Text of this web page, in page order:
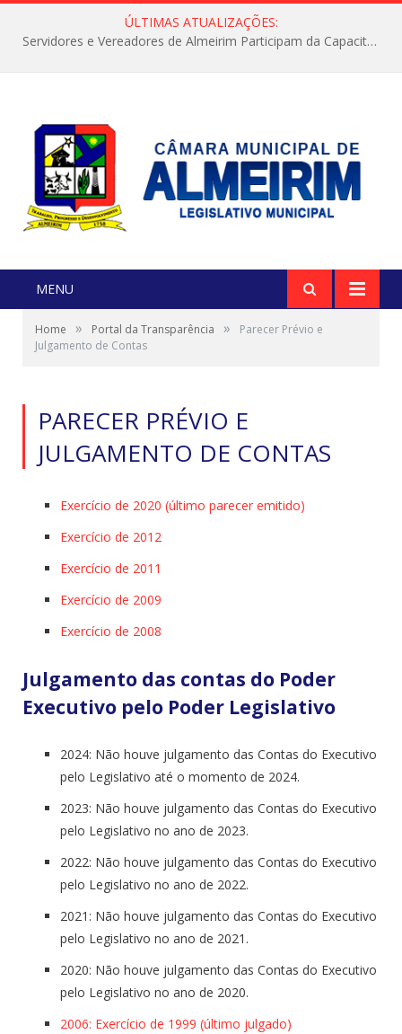
ÚLTIMAS ATUALIZAÇÕES:
Servidores e Vereadores de Almeirim Participam da Capacitação “Orientar é a Nossa Missão”
MENU
Home » Portal da Transparência »
Parecer Prévio e
Julgamento de Contas
PARECER PRÉVIO E
JULGAMENTO DE CONTAS
Exercício de 2020 (último parecer emitido)
Exercício de 2012
Exercício de 2011
Exercício de 2009
Exercício de 2008
Julgamento das contas do Poder
Executivo pelo Poder Legislativo
2024: Não houve julgamento das Contas do Executivo
pelo Legislativo até o momento de 2024.
2023: Não houve julgamento das Contas do Executivo
pelo Legislativo no ano de 2023.
2022: Não houve julgamento das Contas do Executivo
pelo Legislativo no ano de 2022.
2021: Não houve julgamento das Contas do Executivo
pelo Legislativo no ano de 2021.
2020: Não houve julgamento das Contas do Executivo
pelo Legislativo no ano de 2020.
2006: Exercício de 1999 (último julgado)